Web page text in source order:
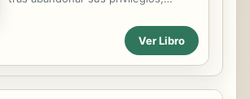
momento clave se olvida de quitarle
el seguro a la pistola... Nada le acaba
de salir demasiado bien, o acaso
todo le sale rematadamente mal. Es
dedica su vida a difundir el secreto
de esta iluminación interior. Deepak
Chopra ofrece a sus lectores la
inspiradora novela que recrea la vida
Ver Libro